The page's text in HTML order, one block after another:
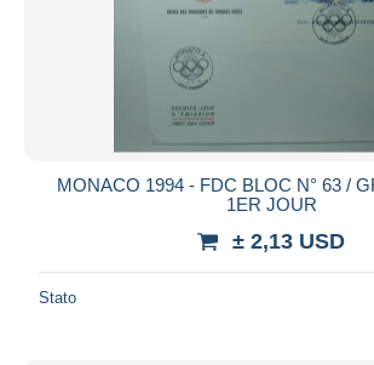
MONACO 1994 - FDC BLOC N° 63 /
1ER JOUR
± 2,13 USD
Stato